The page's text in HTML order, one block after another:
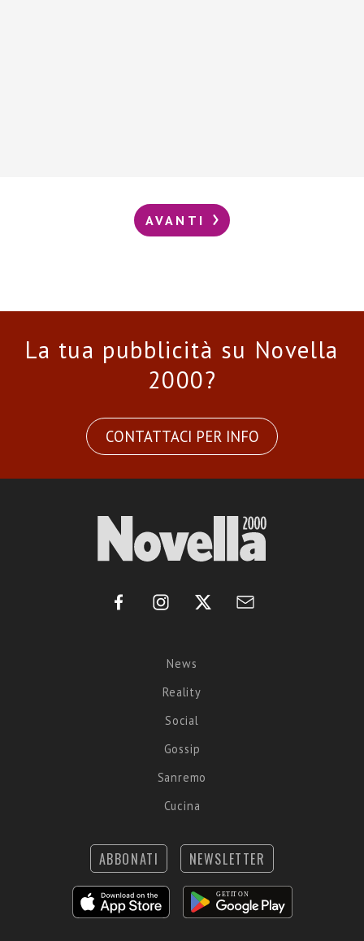
AVANTI
La tua pubblicità su Novella
2000?
CONTATTACI PER INFO
News
Reality
Social
Gossip
Sanremo
Cucina
ABBONATI NEWSLETTER